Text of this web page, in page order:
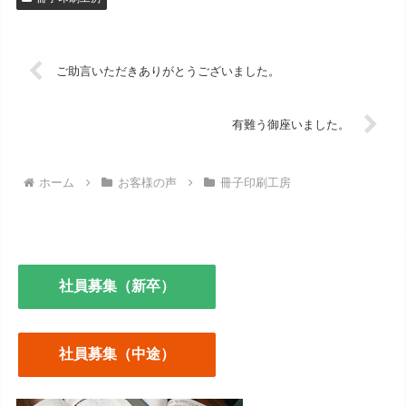
ご助言いただきありがとうございました。
有難う御座いました。
ホーム お客様の声 冊子印刷工房
社員募集（新卒）
社員募集（中途）